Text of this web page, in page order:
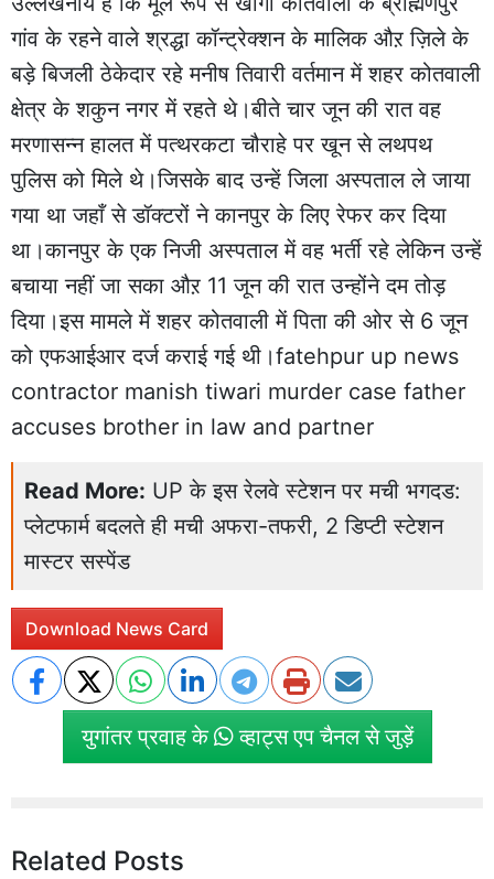
गांव के रहने वाले श्रद्धा कॉन्ट्रेक्शन के मालिक औऱ ज़िले के
बड़े बिजली ठेकेदार रहे मनीष तिवारी वर्तमान में शहर कोतवाली
क्षेत्र के शकुन नगर में रहते थे।बीते चार जून की रात वह
मरणासन्न हालत में पत्थरकटा चौराहे पर खून से लथपथ
पुलिस को मिले थे।जिसके बाद उन्हें जिला अस्पताल ले जाया
गया था जहाँ से डॉक्टरों ने कानपुर के लिए रेफर कर दिया
था।कानपुर के एक निजी अस्पताल में वह भर्ती रहे लेकिन उन्हें
बचाया नहीं जा सका औऱ 11 जून की रात उन्होंने दम तोड़
दिया।इस मामले में शहर कोतवाली में पिता की ओर से 6 जून
को एफआईआर दर्ज कराई गई थी।fatehpur up news
contractor manish tiwari murder case father
accuses brother in law and partner
Read More: UP के इस रेलवे स्टेशन पर मची भगदड:
प्लेटफार्म बदलते ही मची अफरा-तफरी, 2 डिप्टी स्टेशन
मास्टर सस्पेंड
Download News Card
युगांतर प्रवाह के व्हाट्स एप चैनल से जुड़ें
Related Posts